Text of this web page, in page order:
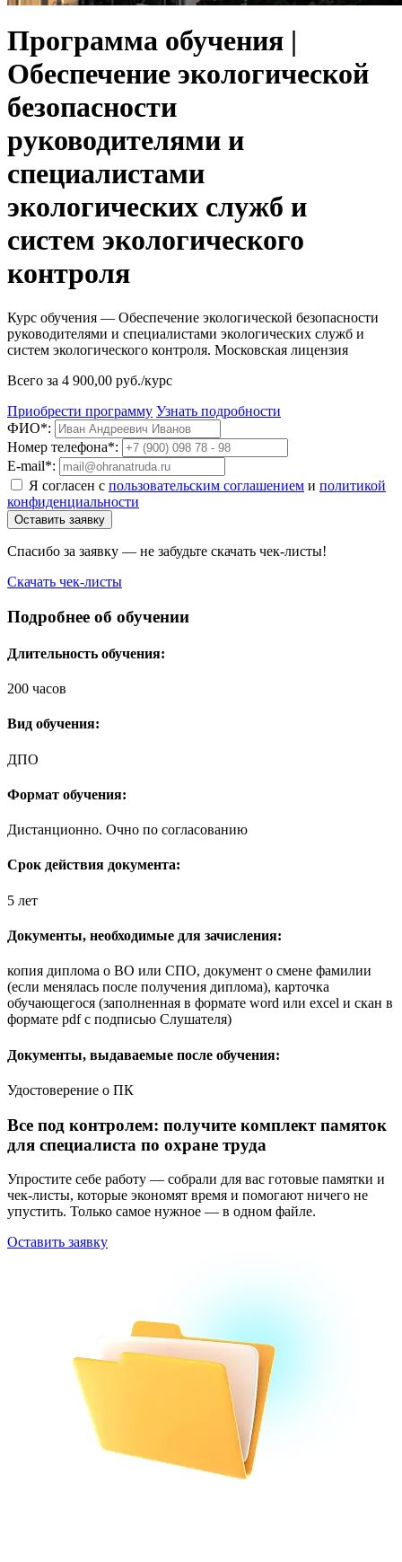
Программа обучения |
Обеспечение экологической
безопасности
руководителями и
специалистами
экологических служб и
систем экологического
контроля
Курс обучения — Обеспечение экологической безопасности
руководителями и специалистами экологических служб и
систем экологического контроля. Московская лицензия
Всего за 4 900,00 руб./курс
Приобрести программу Узнать подробности
ФИО*:
Номер телефона*:
E-mail*:
Я согласен с пользовательским соглашением и политикой
конфиденциальности
Оставить заявку
Спасибо за заявку — не забудьте скачать чек-листы!
Скачать чек-листы
Подробнее об обучении
Длительность обучения:
200 часов
Вид обучения:
ДПО
Формат обучения:
Дистанционно. Очно по согласованию
Срок действия документа:
5 лет
Документы, необходимые для зачисления:
копия диплома о ВО или СПО, документ о смене фамилии
(если менялась после получения диплома), карточка
обучающегося (заполненная в формате word или excel и скан в
формате pdf с подписью Слушателя)
Документы, выдаваемые после обучения:
Удостоверение о ПК
Все под контролем: получите комплект памяток
для специалиста по охране труда
Упростите себе работу — собрали для вас готовые памятки и
чек-листы, которые экономят время и помогают ничего не
упустить. Только самое нужное — в одном файле.
Оставить заявку